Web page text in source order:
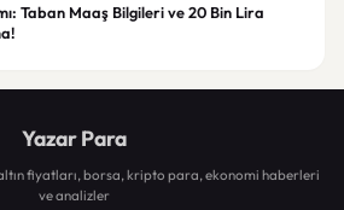
Taban Maaş Bilgileri ve 20 Bin Lira
Yazar Para
fiyatları, borsa, kripto para, ekonomi haberleri
ve analizler